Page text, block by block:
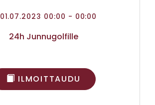
01.07.2023 00:00 - 00:00
24h Junnugolfille
ILMOITTAUDU